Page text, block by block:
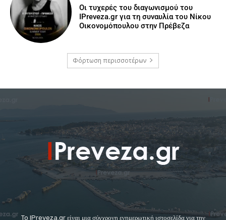
Οι τυχερές του διαγωνισμού του
IPreveza.gr για τη συναυλία του Νίκου
Οικονομόπουλου στην Πρέβεζα
Φόρτωση περισσοτέρων
To IPreveza.gr είναι μια σύγχρονη ενημερωτική ιστοσελίδα για την